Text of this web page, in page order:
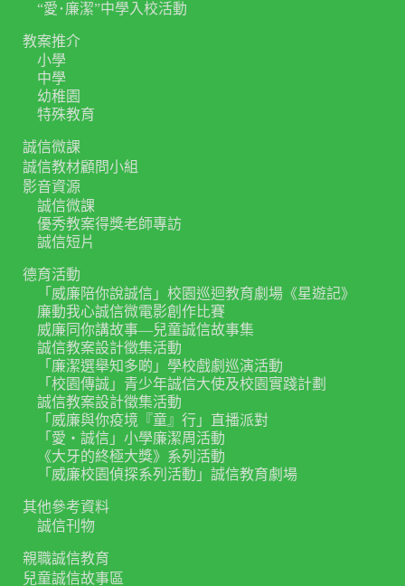
“愛･廉潔”中學入校活動
教案推介
小學
中學
幼稚園
特殊教育
誠信微課
誠信教材顧問小組
影音資源
誠信微課
優秀教案得獎老師專訪
誠信短片
德育活動
「威廉陪你說誠信」校園巡迴教育劇場《星遊記》
廉動我心誠信微電影創作比賽
威廉同你講故事—兒童誠信故事集
誠信教案設計徵集活動
「廉潔選舉知多啲」學校戲劇巡演活動
「校園傳誠」青少年誠信大使及校園實踐計劃
誠信教案設計徵集活動
「威廉與你疫境『童』行」直播派對
「愛‧誠信」小學廉潔周活動
《大牙的終極大獎》系列活動
「威廉校園偵探系列活動」誠信教育劇場
其他參考資料
誠信刊物
親職誠信教育
兒童誠信故事區